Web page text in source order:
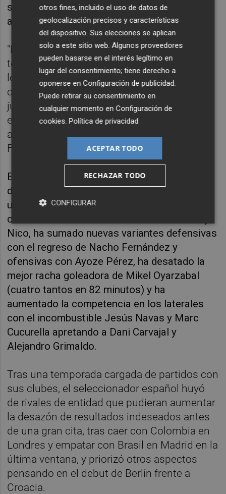
selección. Un logro que impulsa su moral
antes de ser el 9 de España en Alemania.
"Estamos muy contentos de como ha ido
toda la planificación. Los partidos han sido
lo que esperábamos y más allá del beneficio
colectivo, buscábamos la mejora de
jugadores a nivel individual. Algunos se han
encontrado a sí mismos vislumbrado
aspectos muy positivos", reconoció De la
Fuente haciendo balance.
En el camino ha recuperado la confianza de
dos titulares, Pedri y Morata, ha confirmado
una España con extremos el tiempo que
coincidieron ante Irlanda del Norte Lamine y
Nico, ha sumado nuevas variantes defensivas
con el regreso de Nacho Fernández y
ofensivas con Ayoze Pérez, ha desatado la
mejor racha goleadora de Mikel Oyarzabal
(cuatro tantos en 82 minutos) y ha
aumentado la competencia en los laterales
con el incombustible Jesús Navas y Marc
Cucurella apretando a Dani Carvajal y
Alejandro Grimaldo.
Tras una temporada cargada de partidos con
sus clubes, el seleccionador español huyó
de rivales de entidad que pudieran aumentar
la desazón de resultados indeseados antes
de una gran cita, tras caer con Colombia en
Londres y empatar con Brasil en Madrid en la
última ventana, y priorizó otros aspectos
pensando en el debut de Berlín frente a
Croacia.
otros fines, incluido el uso de datos de
geolocalización precisos y características
del dispositivo. Sus elecciones se aplican
solo a este sitio web. Algunos proveedores
pueden basarse en el interés legítimo en
lugar del consentimiento; tiene derecho a
oponerse enConfiguración de publicidad
Puede retirar su consentimiento en
cualquier momento enConfiguración de
cookies .Política de privacidad
ACEPTAR TODO
RECHAZAR TODO
CONFIGURAR